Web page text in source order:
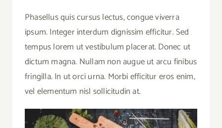
Phasellus quis cursus lectus, congue viverra
ipsum. Integer interdum dignissim efficitur. Sed
tempus lorem ut vestibulum placerat. Donec ut
dictum magna. Nullam non augue ut arcu finibus
fringilla. In ut orci urna. Morbi efficitur eros enim,
vel elementum nisl sollicitudin at.